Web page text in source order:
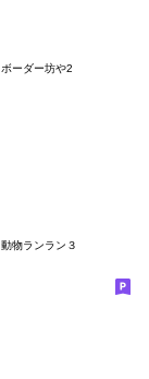
ボーダー坊や2
動物ランラン３